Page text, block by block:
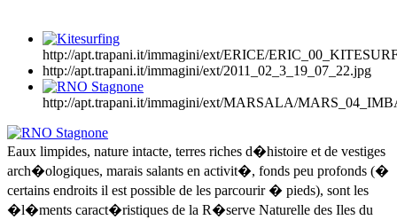
http://apt.trapani.it/immagini/ext/ERICE/
http://apt.trapani.it/immagini/ext/2011_02_3_19_07_22.jpg
http://apt.trapani.it/immagini/ext/MARSALA/
Eaux limpides, nature intacte, terres riches d�histoire et de vestiges
arch�ologiques, marais salants en activit�, fonds peu profonds (�
certains endroits il est possible de les parcourir � pieds), sont les
�l�ments caract�ristiques de la R�serve Naturelle des Iles du